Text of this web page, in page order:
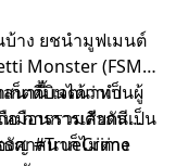
าง ยชนำมูฟเมนต์
Monster (FSM)
ก็ตตี้บินได้ว่าเป็นผู้
การรวมตัวกันเป็น
นานี้ เจตนาทำ
มือนการเสียดสี
ศาสนาก็ไม่ต่าง
ญ #TrueCrime